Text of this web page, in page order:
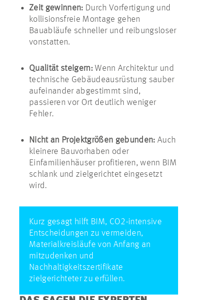
Zeit gewinnen: Durch Vorfertigung und
kollisionsfreie Montage gehen
Bauabläufe schneller und reibungsloser
vonstatten.
Qualität steigern:Wenn Architektur und
technische Gebäudeausrüstung sauber
aufeinander abgestimmt sind,
passieren vor Ort deutlich weniger
Fehler.
Nicht an Projektgrößen gebunden: Auch
kleinere Bauvorhaben oder
Einfamilienhäuser profitieren, wenn BIM
schlank und zielgerichtet eingesetzt
wird.
Kurz gesagt hilft BIM, CO2-intensive
Entscheidungen zu vermeiden,
Materialkreisläufe von Anfang an
mitzudenken und
Nachhaltigkeitszertifikate
zielgerichteter zu erfüllen.